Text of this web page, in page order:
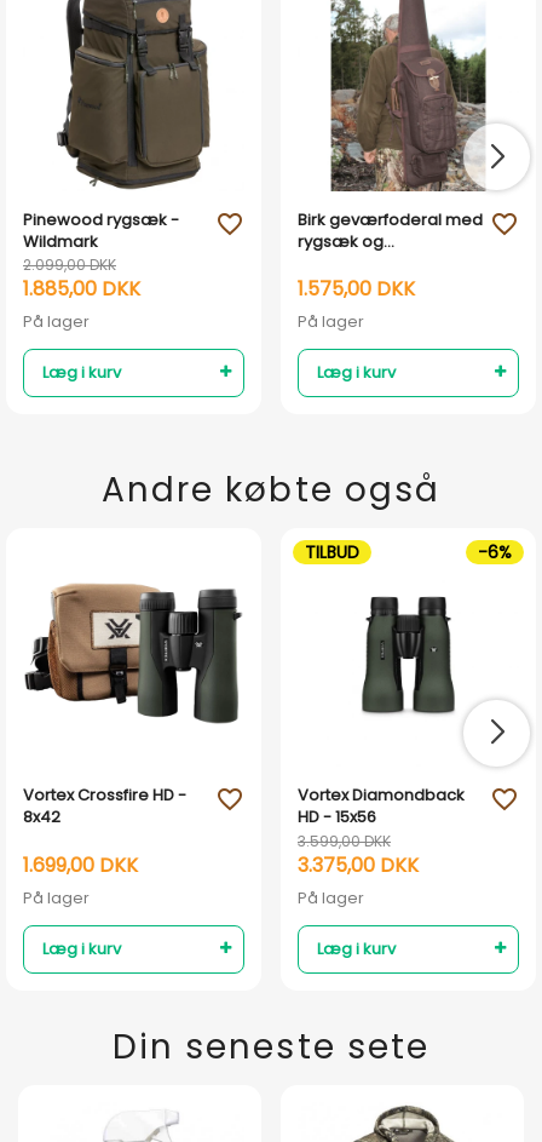
Pinewood rygsæk -
Wildmark
2.099,00 DKK
1.885,00 DKK
På lager
Læg i kurv
favorite_outline
Birk geværfoderal med
rygsæk og
1.575,00 DKK
På lager
Læg i kurv
favorite_outline
Andre købte også
Vortex Crossfire HD -
8x42
1.699,00 DKK
På lager
Læg i kurv
favorite_outline
Vortex Diamondback
HD - 15x56
3.599,00 DKK
3.375,00 DKK
På lager
Læg i kurv
favorite_outline
TILBUD -6%
Din seneste sete